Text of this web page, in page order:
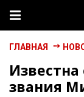
ГЛАВНАЯ
звания